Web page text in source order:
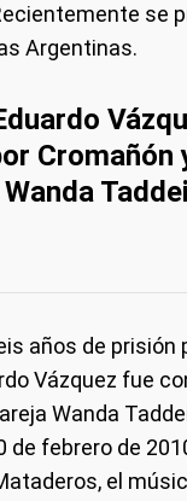
se
Argentinas.
Cromañón
Taddei
años de prisión
Vázquez fue
Wanda
de febrero de
el